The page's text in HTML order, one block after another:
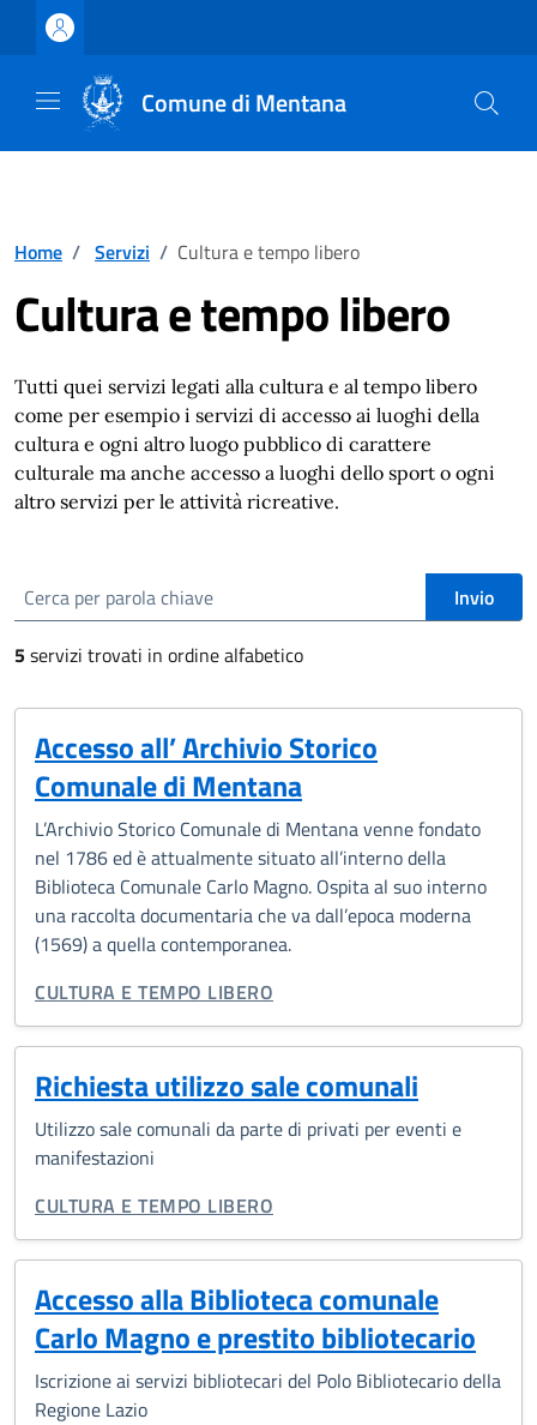
Vai ai contenuti
Vai al footer
Comune di Mentana
Home / Servizi / Cultura e tempo libero
Cultura e tempo libero
Tutti quei servizi legati alla cultura e al tempo libero
come per esempio i servizi di accesso ai luoghi della
cultura e ogni altro luogo pubblico di carattere
culturale ma anche accesso a luoghi dello sport o ogni
altro servizi per le attività ricreative.
cerca Invio
5servizi trovati in ordine alfabetico
Accesso all’ Archivio Storico
Comunale di Mentana
L’Archivio Storico Comunale di Mentana venne fondato
nel 1786 ed è attualmente situato all’interno della
Biblioteca Comunale Ca­rlo Magno. Ospita al suo interno
una raccolta documentaria che va dall’epoca moderna
(1569) a quella contemporanea.
CATEGORIA CORRELATA:
CULTURA E TEMPO LIBERO
Richiesta utilizzo sale comunali
Utilizzo sale comunali da parte di privati per eventi e
manifestazioni
CATEGORIA CORRELATA:
CULTURA E TEMPO LIBERO
Accesso alla Biblioteca comunale
Carlo Magno e prestito bibliotecario
Iscrizione ai servizi bibliotecari del Polo Bibliotecario della
Regione Lazio